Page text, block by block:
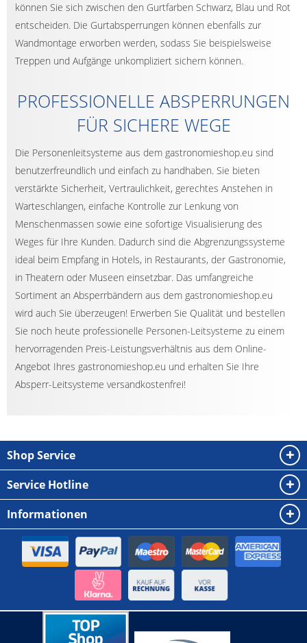
können Sie sich zwischen den Gurtfarben Schwarz, Blau und Rot
entscheiden. Die Gurtabsperrungen können ebenfalls zur
Wandmontage erworben werden, sodass Sie beispielsweise
Treppen und Aufgänge unkompliziert sichern können.
PROFESSIONELLE ABSPERRUNGEN
FÜR SICHERE WEGE
Die Personenleitsysteme aus dem gastronomieshop.eu sind
benutzerfreundlich und einfach zu handhaben. Sie bieten
verstärkte Sicherheit, Vertraulichkeit, gerechtes Anstehen in
Warteschlangen, einfache Kontrolle zur Lenkung von
Menschenmassen sowie eine sofortige Visualisierung des
Weges für Ihre Kunden. Dadurch sind die Abgrenzungssysteme
ideal beim Empfang in Hotels, in Restaurants, der Gastronomie,
in Theatern oder Museen einsetzbar. Das umfangreiche
Sortiment an Absperrbändern aus dem gastronomieshop.eu
wird auch Sie überzeugen! Erwerben Sie Qualität und bestellen
Sie noch heute professionelle Personen-Leitsysteme zu einem
hervorragenden Preis-Leistungsverhältnis aus dem Online-
Angebot Ihres gastronomieshop.eu und erhalten Sie Ihre
Absperr-Leitsysteme versandkostenfrei!
Shop Service
Service Hotline
Informationen